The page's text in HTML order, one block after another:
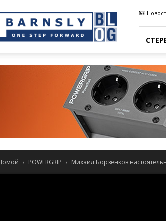
Sound
Blog
POWERGRIP Михаил Борзенков